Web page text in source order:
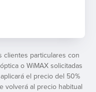
clientes particulares con
o WiMAX solicitadas
el precio del 50%
volverá al precio habitual